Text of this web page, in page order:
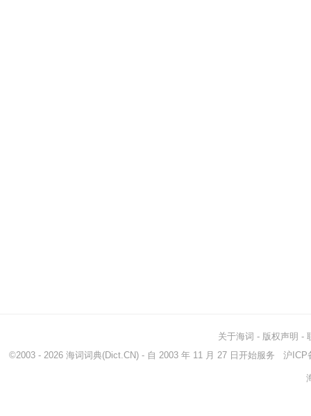
关于海词 - 版权声明 -
©2003 - 2026 海词词典(Dict.CN) - 自 2003 年 11 月 27 日开始服务 沪ICP